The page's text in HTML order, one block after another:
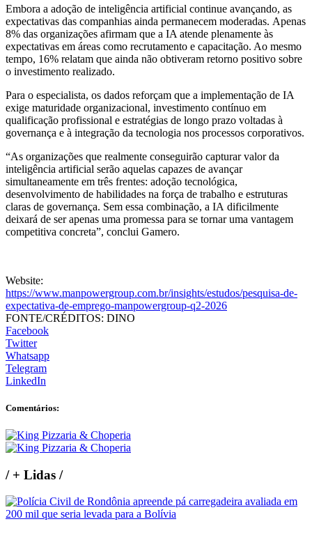
Embora a adoção de inteligência artificial continue avançando, as
expectativas das companhias ainda permanecem moderadas. Apenas
8% das organizações afirmam que a IA atende plenamente às
expectativas em áreas como recrutamento e capacitação. Ao mesmo
tempo, 16% relatam que ainda não obtiveram retorno positivo sobre
o investimento realizado.
Para o especialista, os dados reforçam que a implementação de IA
exige maturidade organizacional, investimento contínuo em
qualificação profissional e estratégias de longo prazo voltadas à
governança e à integração da tecnologia nos processos corporativos.
“As organizações que realmente conseguirão capturar valor da
inteligência artificial serão aquelas capazes de avançar
simultaneamente em três frentes: adoção tecnológica,
desenvolvimento de habilidades na força de trabalho e estruturas
claras de governança. Sem essa combinação, a IA dificilmente
deixará de ser apenas uma promessa para se tornar uma vantagem
competitiva concreta”, conclui Gamero.
Website:
https://www.manpowergroup.com.br/insights/estudos/pesquisa-de-
expectativa-de-emprego-manpowergroup-q2-2026
FONTE/CRÉDITOS: DINO
Facebook
Twitter
Whatsapp
Telegram
LinkedIn
Comentários:
/+ Lidas /